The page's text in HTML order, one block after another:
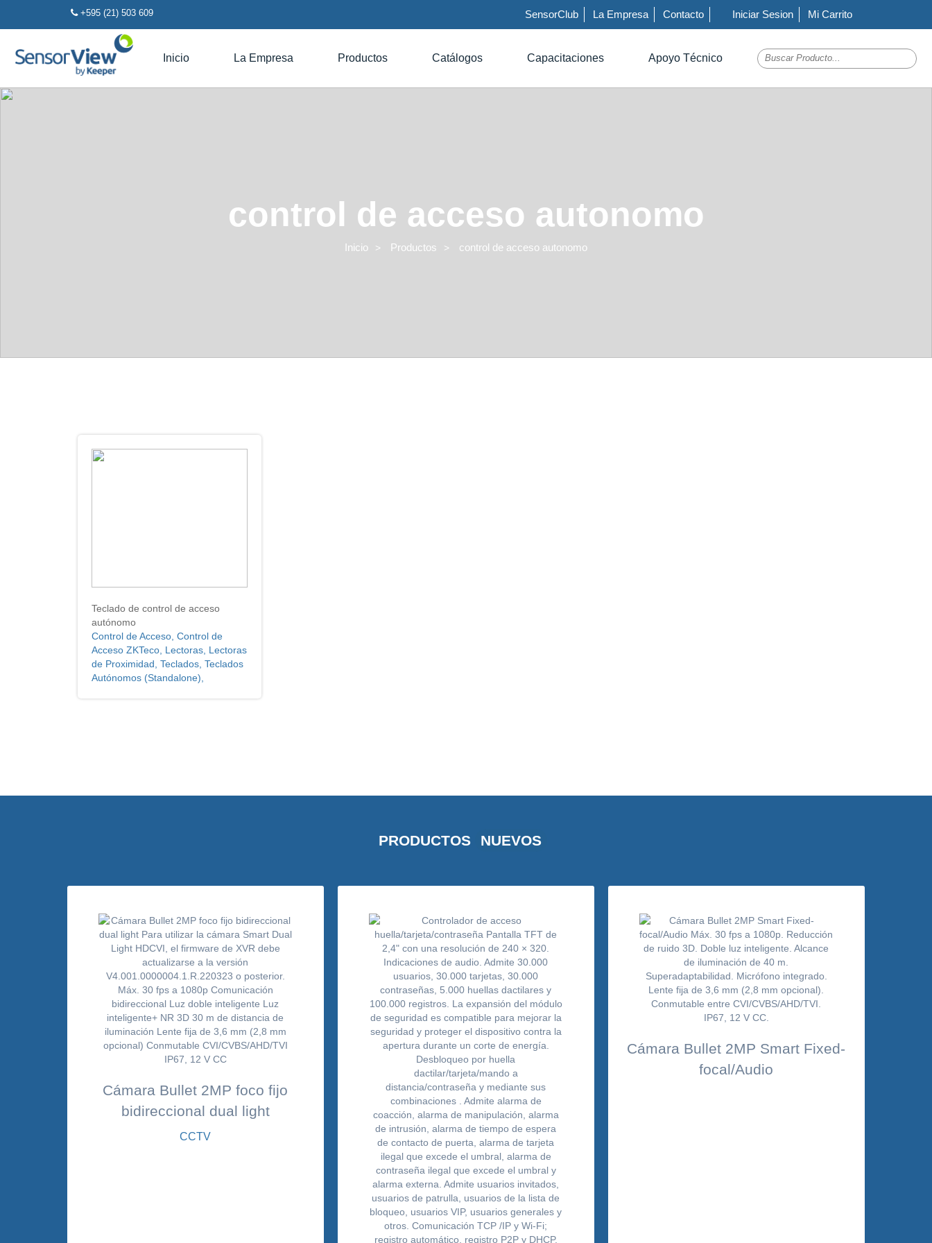
+595 (21) 503 609 SensorClub La Empresa Contacto Iniciar Sesion Mi Carrito
Inicio La Empresa Productos Catálogos Capacitaciones Apoyo Técnico
control de acceso autonomo
Inicio Productos control de acceso autonomo
Teclado de control de acceso
autónomo
Control de Acceso, Control de
Acceso ZKTeco, Lectoras, Lectoras
de Proximidad, Teclados, Teclados
Autónomos (Standalone),
PRODUCTOS NUEVOS
Cámara Bullet 2MP foco fijo
bidireccional dual light
CCTV
Cámara Bullet 2MP Smart Fixed-
focal/Audio